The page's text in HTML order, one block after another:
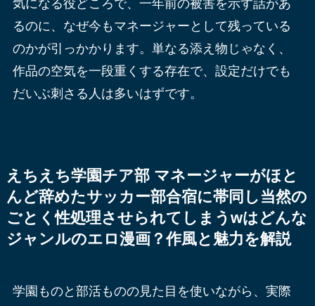
気になる役どころで、一年前の被害を示す話があ
るのに、なぜ今もマネージャーとして残っている
のかが引っかかります。単なる添え物じゃなく、
作品の空気を一段重くする存在で、設定だけでも
だいぶ刺さる人は多いはずです。
えちえち学園チア部 マネージャーがほと
んど辞めたサッカー部合宿に帯同し当然の
ごとく性処理させられてしまうwはどんな
ジャンルのエロ漫画？作風と魅力を解説
学園ものと部活ものの見た目を使いながら、実際